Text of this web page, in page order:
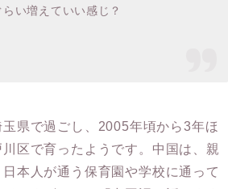
い増えていい感じ？
県で過ごし、2005年頃から3年ほ
区で育ったようです。中国は、親
本人が通う保育園や学校に通って